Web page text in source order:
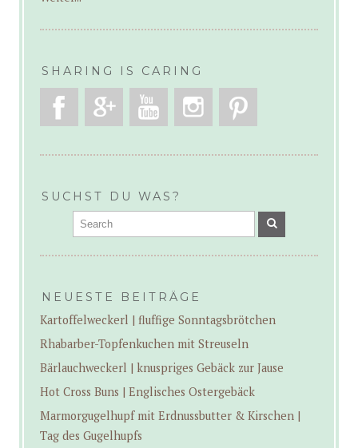
SHARING IS CARING
SUCHST DU WAS?
NEUESTE BEITRÄGE
Kartoffelweckerl | fluffige Sonntagsbrötchen
Rhabarber-Topfenkuchen mit Streuseln
Bärlauchweckerl | knuspriges Gebäck zur Jause
Hot Cross Buns | Englisches Ostergebäck
Marmorgugelhupf mit Erdnussbutter & Kirschen |
Tag des Gugelhupfs